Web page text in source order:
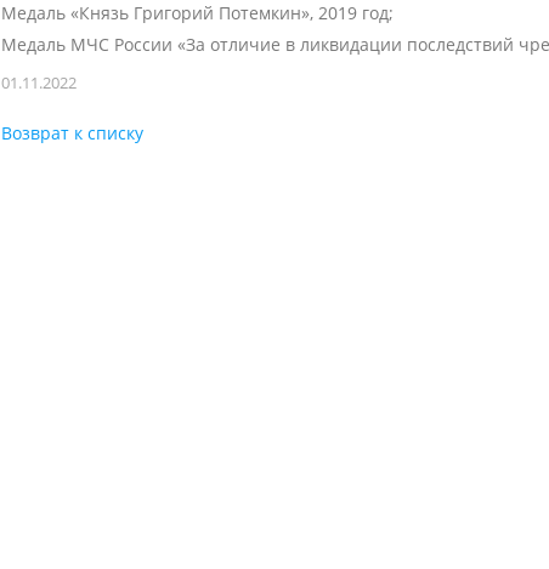
Медаль «Князь Григорий Потемкин», 2019 год;
Медаль МЧС России «За отличие в ликвидации последствий
01.11.2022
Возврат к списку